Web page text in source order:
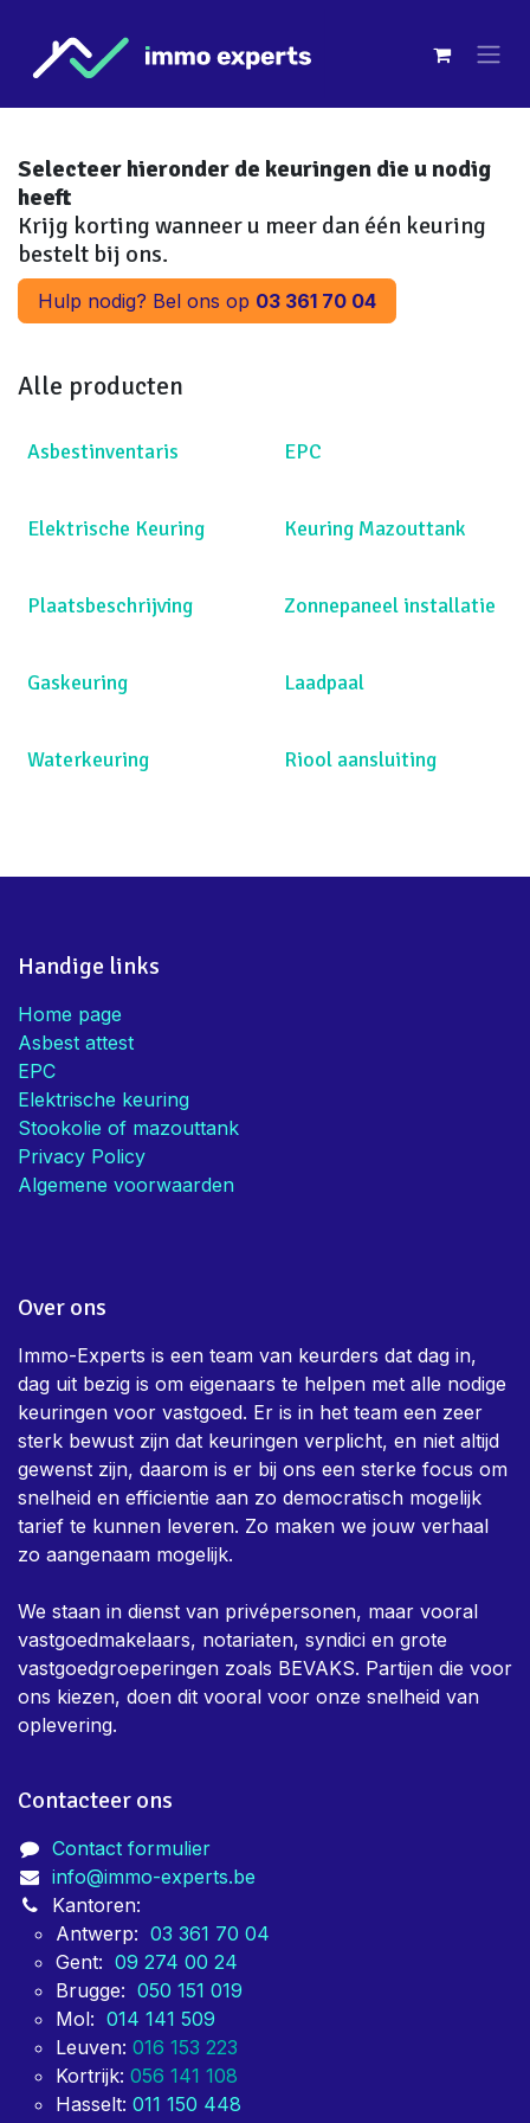
Selecteer hieronder de keuringen die u nodig
heeft
Krijg korting wanneer u meer dan één keuring
bestelt bij ons.
Hulp nodig? Bel ons op 03 361 70 04
Alle producten
Asbestinventaris EPC
Elektrische Keuring Keuring Mazouttank
Plaatsbeschrijving Zonnepaneel installatie
Gaskeuring Laadpaal
Waterkeuring Riool aansluiting
Handige links
Home page
Asbest attest
EPC
Elektrische keuring
Stookolie of mazouttank
Privacy Policy
Algemene voorwaarden
Over ons
Immo-Experts is een team van keurders dat dag in,
dag uit bezig is om eigenaars te helpen met alle nodige
keuringen voor vastgoed. Er is in het team een zeer
sterk bewust zijn dat keuringen verplicht, en niet altijd
gewenst zijn, daarom is er bij ons een sterke focus om
snelheid en efficientie aan zo democratisch mogelijk
tarief te kunnen leveren. Zo maken we jouw verhaal
zo aangenaam mogelijk.
We staan in dienst van privépersonen, maar vooral
vastgoedmakelaars, notariaten, syndici en grote
vastgoedgroeperingen zoals BEVAKS. Partijen die voor
ons kiezen, doen dit vooral voor onze snelheid van
oplevering.
Contacteer ons
Contact formulier
info@immo-experts.be
Kantoren:
Antwerp: 03 361 70 04
Gent: 09 274 00 24
Brugge: 050 151 019
Mol: 014 141 509
Leuven: 016 153 223
Kortrijk: 056 141 108
Hasselt: 011 150 448